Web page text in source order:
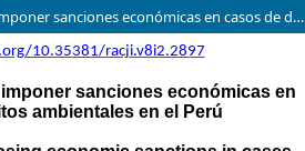
Criterios legales para imponer sanciones económicas en casos de delitos ambientales en el Perú